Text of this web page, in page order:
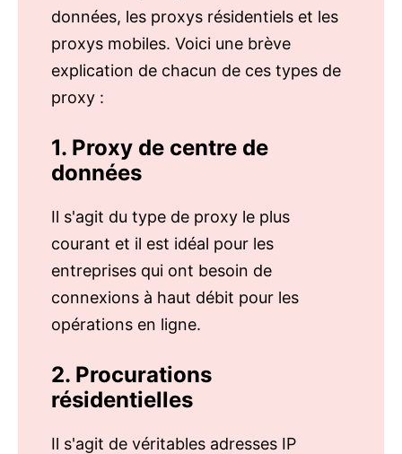
données, les proxys résidentiels et les
proxys mobiles. Voici une brève
explication de chacun de ces types de
proxy :
1. Proxy de centre de
données
Il s'agit du type de proxy le plus
courant et il est idéal pour les
entreprises qui ont besoin de
connexions à haut débit pour les
opérations en ligne.
2. Procurations
résidentielles
Il s'agit de véritables adresses IP